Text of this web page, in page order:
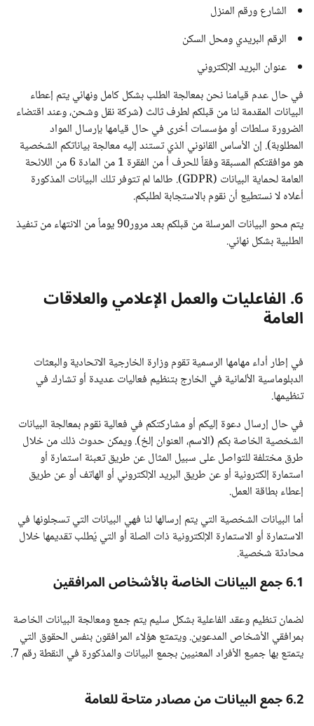
الشارع ورقم المنزل
الرقم البريدي ومحل السكن
عنوان البريد الإلكتروني
في حال عدم قيامنا نحن بمعالجة الطلب بشكل كامل ونهائي يتم إعطاء
البيانات المقدمة لنا من قبلكم لطرف ثالث (شركة نقل وشحن، وعند اقتضاء
الضرورة سلطات أو مؤسسات أخرى في حال قيامها بإرسال المواد
المطلوبة). إن الأساس القانوني الذي تستند إليه معالجة بياناتكم الشخصية
هو موافقتكم المسبقة وفقاً للحرف أ من الفقرة 1 من المادة 6 من اللائحة
العامة لحماية البيانات (GDPR). طالما لم تتوفر تلك البيانات المذكورة
أعلاه لا نستطيع أن نقوم بالاستجابة لطلبكم.
يتم محو البيانات المرسلة من قبلكم بعد مرور90 يوماً من الانتهاء من تنفيذ
الطلبية بشكل نهائي.
6. الفاعليات والعمل الإعلامي والعلاقات
العامة
في إطار أداء مهامها الرسمية تقوم وزارة الخارجية الاتحادية والبعثات
الدبلوماسية الألمانية في الخارج بتنظيم فعاليات عديدة أو تشارك في
تنظيمها.
في حال إرسال دعوة إليكم أو مشاركتكم في فعالية نقوم بمعالجة البيانات
الشخصية الخاصة بكم (الاسم، العنوان إلخ). ويمكن حدوث ذلك من خلال
طرق مختلفة للتواصل على سبيل المثال عن طريق تعبئة استمارة أو
استمارة إلكترونية أو عن طريق البريد الإلكتروني أو الهاتف أو عن طريق
إعطاء بطاقة العمل.
أما البيانات الشخصية التي يتم إرسالها لنا فهي البيانات التي تسجلونها في
الاستمارة أو الاستمارة الإلكترونية ذات الصلة أو التي يُطلب تقديمها خلال
محادثة شخصية.
6.1 جمع البيانات الخاصة بالأشخاص المرافقين
لضمان تنظيم وعقد الفاعلية بشكل سليم يتم جمع ومعالجة البيانات الخاصة
بمرافقي الأشخاص المدعوين. ويتمتع هؤلاء المرافقون بنفس الحقوق التي
يتمتع بها جميع الأفراد المعنيين بجمع البيانات والمذكورة في النقطة رقم 7.
6.2 جمع البيانات من مصادر متاحة للعامة